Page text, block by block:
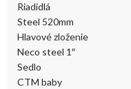
Riadidlá
Steel 520mm
Hlavové zloženie
Neco steel 1″
Sedlo
CTM baby